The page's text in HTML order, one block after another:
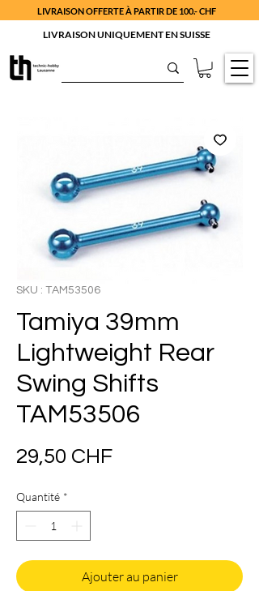
LIVRAISON OFFERTE À PARTIR DE 100.- CHF
LIVRAISON UNIQUEMENT EN SUISSE
SKU : TAM53506
Tamiya 39mm
Lightweight Rear
Swing Shifts
TAM53506
29,50 CHFPrix
Quantité *
Ajouter au panier